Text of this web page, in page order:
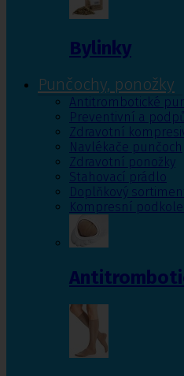
Bylinky
Punčochy, ponožky
Antitrombotické
Preventivní a
Zdravotní
Navlékače punčoch
Zdravotní ponožky
Stahovací prádlo
Doplňkový
Kompresní